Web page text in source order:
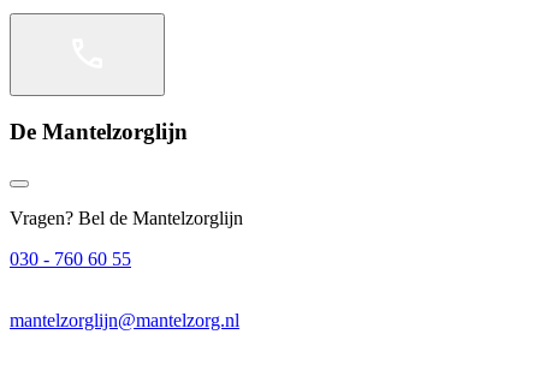
De Mantelzorglijn
Vragen? Bel de Mantelzorglijn
030 - 760 60 55
mantelzorglijn@mantelzorg.nl